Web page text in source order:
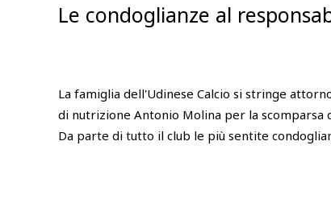
Le condoglianze al
La famiglia dell'Udinese Calcio si stringe
di nutrizione Antonio Molina per la scomparsa
Da parte di tutto il club le più sentite